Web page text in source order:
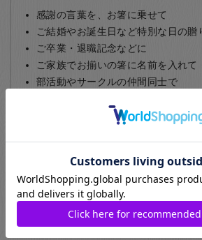
感謝の言葉を、お箸に乗せて
ご結婚やお誕生日など特別な日の贈
ご卒業・退職記念などに
ご家族でお揃いの箸に名前を入れて
部活動やサークルの仲間同士で
名入れに
ギフト包装について